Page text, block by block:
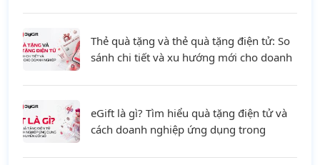
Thẻ quà tặng và thẻ quà tặng điện tử: So
sánh chi tiết và xu hướng mới cho doanh
eGift là gì? Tìm hiểu quà tặng điện tử và
cách doanh nghiệp ứng dụng trong